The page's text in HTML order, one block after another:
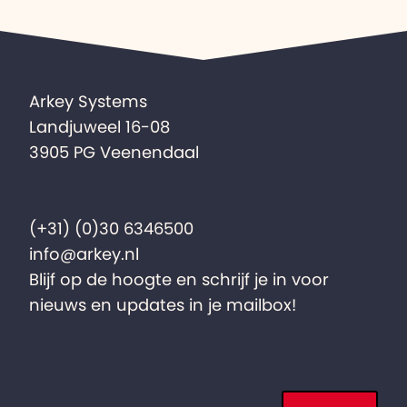
Arkey Systems
Landjuweel 16-08
3905 PG Veenendaal
(+31) (0)30 6346500
info@arkey.nl
Blijf op de hoogte en schrijf je in voor
nieuws en updates in je mailbox!